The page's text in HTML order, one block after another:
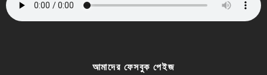
আমাদের ফেসবুক পেইজ